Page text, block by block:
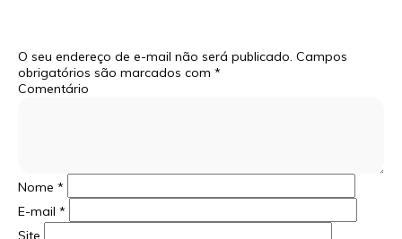
O seu endereço de e-mail não será publicado. Campos
obrigatórios são marcados com *
Comentário
Nome *
E-mail *
Site